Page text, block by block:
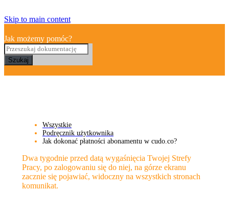
Skip to main content
Jak możemy pomóc?
Szukaj
Wszystkie
Podręcznik użytkownika
Jak dokonać płatności abonamentu w cudo.co?
Dwa tygodnie przed datą wygaśnięcia Twojej Strefy
Pracy, po zalogowaniu się do niej, na górze ekranu
zacznie się pojawiać, widoczny na wszystkich stronach
komunikat.